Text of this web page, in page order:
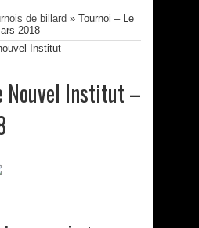
de billard » Tournoi – Le
2018
Nouvel Institut –